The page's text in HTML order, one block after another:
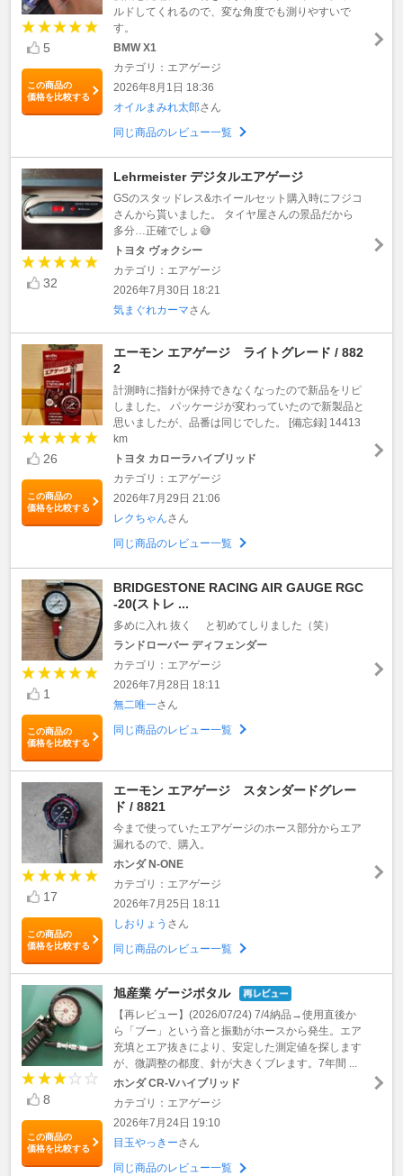
5
この商品の
価格を比較する
ルドしてくれるので、変な角度でも測りやすいで
す。
BMW X1
カテゴリ：エアゲージ
2026年8月1日 18:36
オイルまみれ太郎さん
同じ商品のレビュー一覧
32
Lehrmeister デジタルエアゲージ
GSのスタッドレス&ホイールセット購入時にフジコ
さんから貰いました。 タイヤ屋さんの景品だから
多分…正確でしょ😅
トヨタ ヴォクシー
カテゴリ：エアゲージ
2026年7月30日 18:21
気まぐれカーマさん
26
この商品の
価格を比較する
エーモン エアゲージ ライトグレード / 882
2
計測時に指針が保持できなくなったので新品をリピ
しました。 パッケージが変わっていたので新製品と
思いましたが、品番は同じでした。 [備忘録] 14413
km
トヨタ カローラハイブリッド
カテゴリ：エアゲージ
2026年7月29日 21:06
レクちゃんさん
同じ商品のレビュー一覧
1
この商品の
価格を比較する
BRIDGESTONE RACING AIR GAUGE RGC
-20(ストレ ...
多めに入れ 抜く と初めてしりました（笑）
ランドローバー ディフェンダー
カテゴリ：エアゲージ
2026年7月28日 18:11
無二唯一さん
同じ商品のレビュー一覧
17
この商品の
価格を比較する
エーモン エアゲージ スタンダードグレー
ド / 8821
今まで使っていたエアゲージのホース部分からエア
漏れるので、購入。
ホンダ N-ONE
カテゴリ：エアゲージ
2026年7月25日 18:11
しおりょう さん
同じ商品のレビュー一覧
8
この商品の
価格を比較する
旭産業 ゲージボタル
【再レビュー】(2026/07/24) 7/4納品→使用直後か
ら「ブー」という音と振動がホースから発生。エア
充填とエア抜きにより、安定した測定値を探します
が、微調整の都度、針が大きくブレます。7年間 ...
ホンダ CR-Vハイブリッド
カテゴリ：エアゲージ
2026年7月24日 19:10
目玉やっきーさん
同じ商品のレビュー一覧